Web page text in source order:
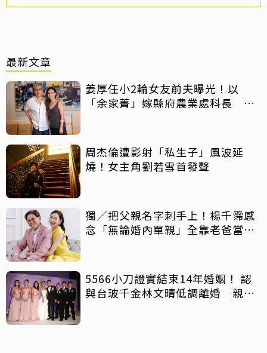
最新文章
姜厚任小2輪女友前夫曝光！以
「余家菁」嫁縣府農業處科長 交
周杰倫遭影射「私生子」風波延
燒！女主角劉若雪首發聲
獨／把父親名字刺手上！楊千霈感
念「無論婚內單親」全靠老爸當後
5566小刀證實結束14年婚姻！ 認
與台玻千金林文晴低調離婚 親發